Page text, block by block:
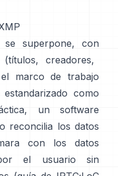
superpone, con
(títulos, creadores,
marco de trabajo
como
un software
reconcilia los datos
con los datos
el usuario sin